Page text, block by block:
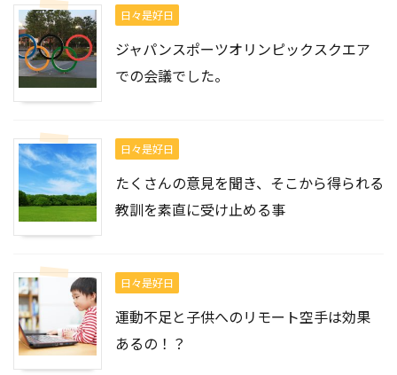
日々是好日
ジャパンスポーツオリンピックスクエア
での会議でした。
日々是好日
たくさんの意見を聞き、そこから得られる
教訓を素直に受け止める事
日々是好日
運動不足と子供へのリモート空手は効果
あるの！？